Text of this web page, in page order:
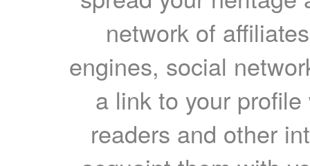
network of
engines, social
a link to your
readers and other